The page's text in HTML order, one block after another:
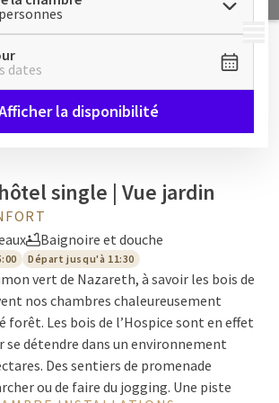
MENU
dates
la disponibilité
single | Vue jardin
Baignoire et douche
Départ jusqu'à 11:30
vert de Nazareth, à savoir les bois de
nos chambres chaleureusement
forêt. Les bois de l’Hospice sont en effet
se détendre dans un environnement
Des sentiers de promenade
ou de faire du jogging. Une piste